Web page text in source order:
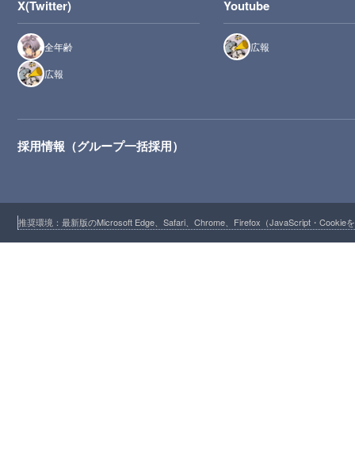
X(Twitter)
全年齢
広報
Youtube
広報
採用情報（グループ一括採用）
推奨環境：最新版のMicrosoft Edge、Safari、Chrome、Firefox（JavaScript・Cookie